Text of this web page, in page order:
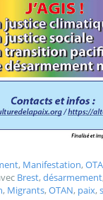
, Manifestation,
Brest,désarmement
, Migrants,OTAN, paix,